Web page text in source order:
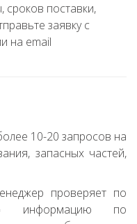
сроков поставки,
заявку с
на email
10-20 запросов на
запасных частей,
проверяет по
информацию по